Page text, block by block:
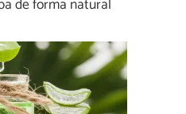
de forma natural